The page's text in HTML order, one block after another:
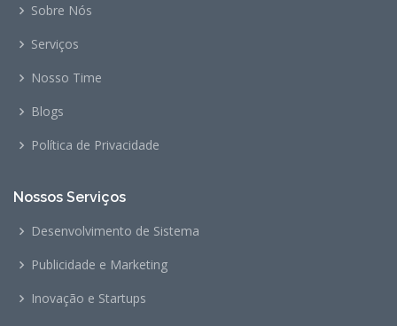
Sobre Nós
Serviços
Nosso Time
Blogs
Política de Privacidade
Nossos Serviços
Desenvolvimento de Sistema
Publicidade e Marketing
Inovação e Startups